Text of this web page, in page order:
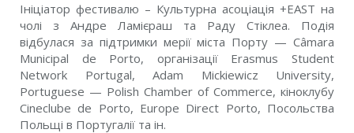
Ініціатор фестивалю – Культурна асоціація +EAST на
чолі з Андре Ламієраш та Раду Стіклеа. Подія
відбулася за підтримки мерії міста Порту — Câmara
Municipal de Porto, організації Erasmus Student
Network Portugal, Adam Mickiewicz University,
Portuguese — Polish Chamber of Commerce, кіноклубу
Cineclube de Porto, Europe Direct Porto, Посольства
Польщі в Португалії та ін.